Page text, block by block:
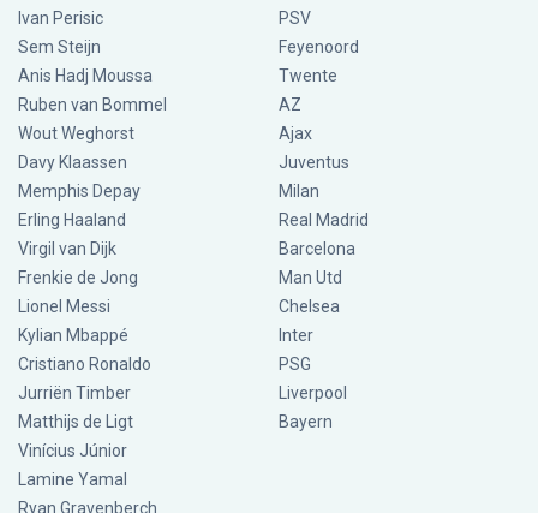
Ivan Perisic
Sem Steijn
Anis Hadj Moussa
Ruben van Bommel
Wout Weghorst
Davy Klaassen
Memphis Depay
Erling Haaland
Virgil van Dijk
Frenkie de Jong
Lionel Messi
Kylian Mbappé
Cristiano Ronaldo
Jurriën Timber
Matthijs de Ligt
Vinícius Júnior
Lamine Yamal
Ryan Gravenberch
PSV
Feyenoord
Twente
AZ
Ajax
Juventus
Milan
Real Madrid
Barcelona
Man Utd
Chelsea
Inter
PSG
Liverpool
Bayern